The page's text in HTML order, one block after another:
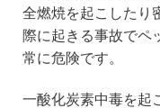
全燃焼を起こしたり
際に起きる事故でペ
常に危険です。
一酸化炭素中毒を起